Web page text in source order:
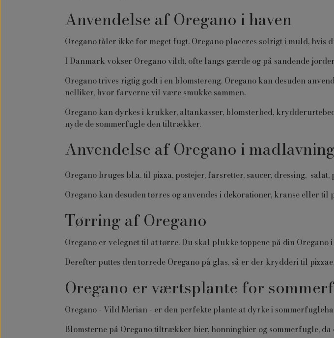
Anvendelse af Oregano i haven
Oregano tåler ikke for meget fugt. Oregano placeres solrigt i muld, hvis
I Danmark vokser Oregano vildt, ofte langs gærde og på sandende
Oregano trives rigtig godt i en blomstereng. Oregano kan desuden
nelliker, hvor farverne vil være smukke sammen.
Oregano kan dyrkes i krukker, altankasser, blomsterbed,
nyde de sommerfugle den tiltrækker.
Anvendelse af Oregano i
Oregano bruges bl.a. til pizza, postejer, farsretter, saucer, dressing,
Oregano kan desuden tørres og anvendes i dekorationer, kranse eller til
Tørring af Oregano
Oregano er velegnet til at tørre. Du skal plukke toppene på din Oregano
Derefter puttes den tørrede Oregano på glas, så er der krydderi til
Oregano er værtsplante for
Oregano - Vild Merian - er den perfekte plante at dyrke i
Blomsterne på Oregano tiltrækker bier, honningbier og sommerfugle,